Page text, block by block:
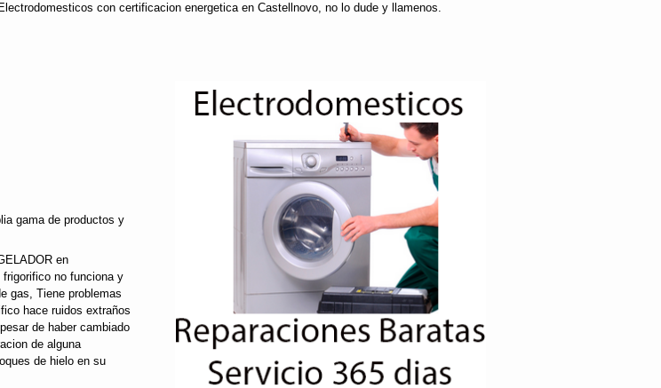
Electrodomesticos con certificacion energetica en Castellnovo, no lo dude y llamenos.
gama de productos y
en
no funciona y
gas, Tiene problemas
hace ruidos extraños
de haber cambiado
de alguna
de hielo en su